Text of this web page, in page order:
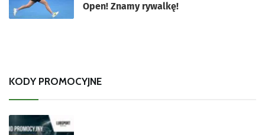
Open! Znamy rywalkę!
KODY PROMOCYJNE